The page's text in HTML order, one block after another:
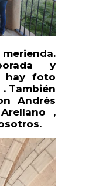
y
hay foto
También
Andrés
,